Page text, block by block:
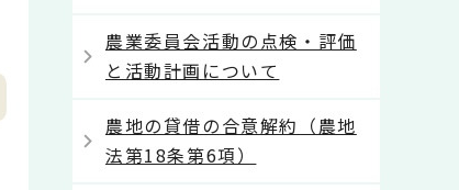
農業委員会活動の点検・評価
と活動計画について
農地の貸借の合意解約（農地
法第18条第6項）